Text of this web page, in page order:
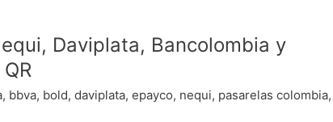
Daviplata, Bancolombia y
, bbva, bold,daviplata,epayco, nequi, pasarelas colombia,